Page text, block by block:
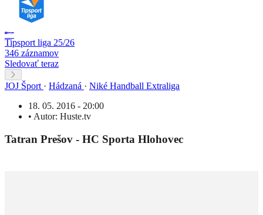
Tipsport liga 25/26
346 záznamov
Sledovať teraz
JOJ Šport · Hádzaná · Niké Handball Extraliga
18. 05. 2016 - 20:00
• Autor: Huste.tv
Tatran Prešov - HC Sporta Hlohovec